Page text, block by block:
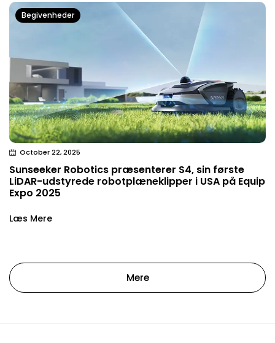
Begivenheder
October 22, 2025
Sunseeker Robotics præsenterer S4, sin første
LiDAR-udstyrede robotplæneklipper i USA på Equip
Expo 2025
Læs Mere
Mere